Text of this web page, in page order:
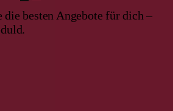
die besten Angebote für dich –